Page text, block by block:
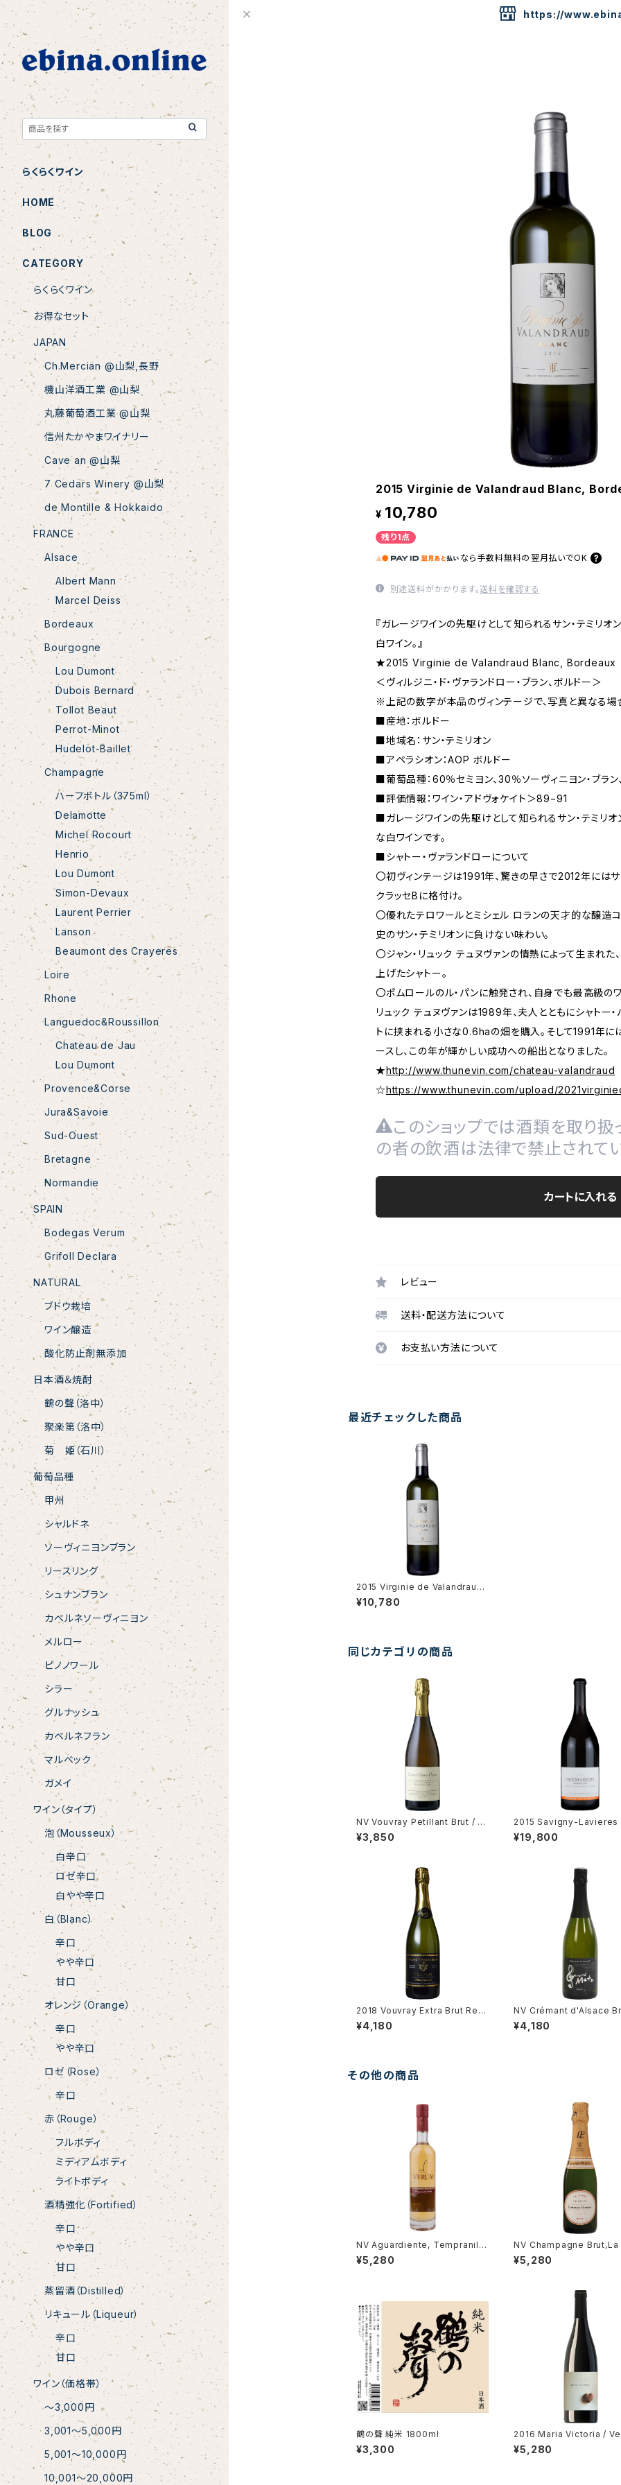
https://
2015 Virginie de Valandraud Blanc,
¥ 10,780
残り1点
なら 手数料無料の 翌月払いでOK
別途送料がかかります。送料を確認する
『ガレージワインの先駆けとして知られるサン・テミリ
白ワイン。』
★2015 Virginie de Valandraud Blanc, Bordeaux
＜ヴィルジニ・ド・ヴァランドロー・ブラン、ボルドー＞
※上記の数字が本品のヴィンテージで、写真と異なる場
■産地：ボルドー
■地域名：サン・テミリオン
■アペラシオン：AOP ボルドー
■葡萄品種：60％セミヨン、30％ソーヴィニヨン・ブラン
■評価情報：ワイン・アドヴォケイト＞89−91
■ガレージワインの先駆けとして知られるサン・テミリ
な白ワインです。
■シャトー・ヴァランドローについて
〇初ヴィンテージは1991年、驚きの早さで2012年にはサ
クラッセBに格付け。
〇優れたテロワールとミシェル ロランの天才的な醸造
史のサン・テミリオンに負けない味わい。
〇ジャン・リュック テュヌヴァンの情熱によって生まれた
上げたシャトー。
〇ポムロールのル・パンに触発され、自身でも最高級の
リュック テュヌヴァンは1989年、夫人とともにシャトー・
トに挟まれる小さな0.6haの畑を購入。そして1991年に
ースし、この年が輝かしい成功への船出となりました。
★http://www.thunevin.com/chateau-valandraud
☆https://www.thunevin.com/upload/
このショップでは酒類を取り扱
の者の飲酒は法律で禁止されてい
カートに入れる
レビュー
送料・配送方法について
お支払い方法について
最近チェックした商品
2015 Virginie de Valandraud
Blanc, Bordeaux
¥10,780
同じカテゴリの商品
NV Vouvray Petillant Brut / D
m. Vigneau-Chevreau
¥3,850
2015 Savigny-Lavieres
ru / Dm. Tollot Beaut
¥19,800
2018 Vouvray Extra Brut Res
erve / Dm. Brunet
¥4,180
NV Crémant d'Alsace
érard Metz
¥4,180
その他の商品
NV Aguardiente, Tempranillo
Roble 350ml / Bodegas Veru
m
¥5,280
NV Champagne Brut,La
e 375ml / Laurent-
¥5,280
鶴の聲 純米 1800ml
¥3,300
2016 Maria Victoria /
atagonia
¥5,280
らくらくワイン
HOME
BLOG
CATEGORY
らくらくワイン
お得なセット
JAPAN
Ch.Mercian @山梨,長野
機山洋酒工業 @山梨
丸藤葡萄酒工業 @山梨
信州たかやまワイナリー
Cave an @山梨
7 Cedars Winery @山梨
de Montille & Hokkaido
FRANCE
Alsace
Albert Mann
Marcel Deiss
Bordeaux
Bourgogne
Lou Dumont
Dubois Bernard
Tollot Beaut
Perrot-Minot
Hudelot-Baillet
Champagne
ハーフボトル（375ml）
Delamotte
Michel Rocourt
Henrio
Lou Dumont
Simon-Devaux
Laurent Perrier
Lanson
Beaumont des Crayeres
Loire
Rhone
Languedoc&Roussillon
Chateau de Jau
Lou Dumont
Provence&Corse
Jura&Savoie
Sud-Ouest
Bretagne
Normandie
SPAIN
Bodegas Verum
Grifoll Declara
NATURAL
ブドウ栽培
ワイン醸造
酸化防止剤無添加
日本酒＆焼酎
鶴の聲（洛中）
聚楽第（洛中）
菊 姫（石川）
葡萄品種
甲州
シャルドネ
ソーヴィニヨンブラン
リースリング
シュナンブラン
カベルネソーヴィニヨン
メルロー
ピノノワール
シラー
グルナッシュ
カベルネフラン
マルベック
ガメイ
ワイン（タイプ）
泡（Mousseux）
白辛口
ロゼ辛口
白やや辛口
白（Blanc）
辛口
やや辛口
甘口
オレンジ（Orange）
辛口
やや辛口
ロゼ（Rose）
辛口
赤（Rouge）
フルボディ
ミディアムボディ
ライトボディ
酒精強化（Fortified）
辛口
やや辛口
甘口
蒸留酒（Distilled）
リキュール（Liqueur）
辛口
甘口
ワイン（価格帯）
〜3,000円
3,001〜5,000円
5,001〜10,000円
10,001〜20,000円